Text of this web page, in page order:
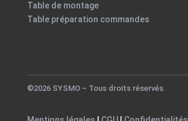
Table de montage
Table préparation commandes
©2026 SYSMO – Tous droits réservés.